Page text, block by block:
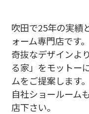
吹田で25年の実績
ォーム専門店です。
奇抜なデザインよ
る家」をモットー
ムをご提案します。
自社ショールーム
店下さい。